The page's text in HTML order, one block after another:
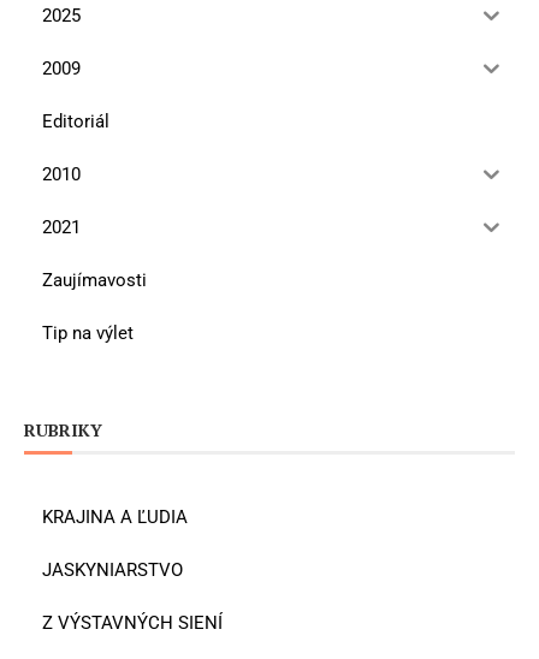
2025
2009
Editoriál
2010
2021
Zaujímavosti
Tip na výlet
RUBRIKY
KRAJINA A ĽUDIA
JASKYNIARSTVO
Z VÝSTAVNÝCH SIENÍ